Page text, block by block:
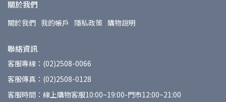
關於我們
關於我們 我的帳戶 隱私政策 購物說明
聯絡資訊
客服專線：(02)2508-0066
客服傳真：(02)2508-0128
客服時間：線上購物客服10:00~19:00-門市12:00~21:00